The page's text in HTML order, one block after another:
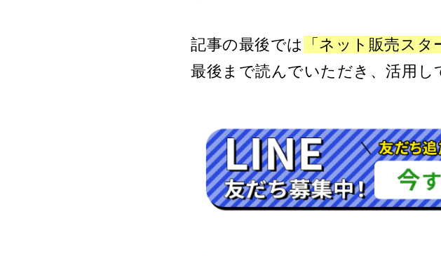
記事の最後では 「ネット販売スタ
最後まで読んでいただき、活用し